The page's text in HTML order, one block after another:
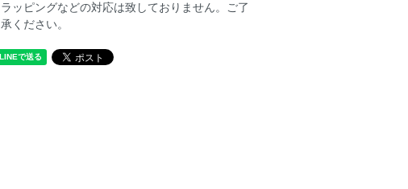
ラッピングなどの対応は致しておりません。ご了
承ください。